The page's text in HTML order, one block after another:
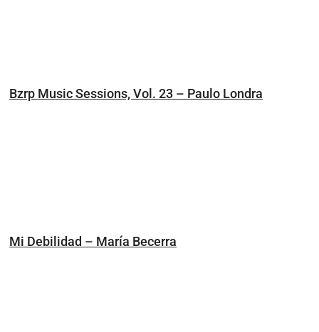
Bzrp Music Sessions, Vol. 23 – Paulo Londra
Mi Debilidad – María Becerra